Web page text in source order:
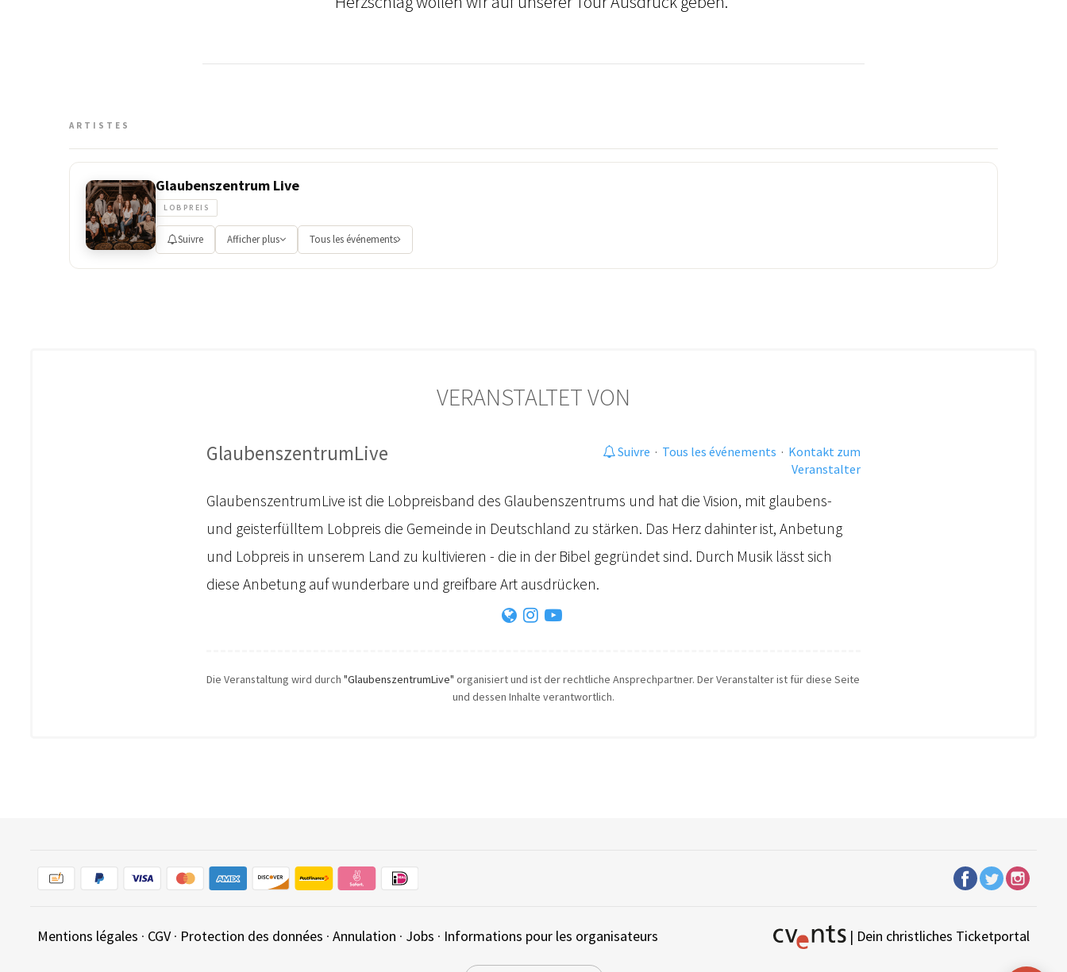
ARTISTES
Glaubenszentrum Live
LOBPREIS
Suivre Afficher plus Tous les événements
VERANSTALTET VON
GlaubenszentrumLive Suivre · Tous les événements · Kontakt zum
Veranstalter
GlaubenszentrumLive ist die Lobpreisband des Glaubenszentrums und hat die Vision, mit glaubens-
und geisterfülltem Lobpreis die Gemeinde in Deutschland zu stärken. Das Herz dahinter ist, Anbetung
und Lobpreis in unserem Land zu kultivieren - die in der Bibel gegründet sind. Durch Musik lässt sich
diese Anbetung auf wunderbare und greifbare Art ausdrücken.
Die Veranstaltung wird durch"GlaubenszentrumLive" organisiert und ist der rechtliche Ansprechpartner. Der Veranstalter ist für diese Seite
und dessen Inhalte verantwortlich.
Mentions légales · CGV· Protection des données · Annulation · Jobs · Informations pour les organisateurs | Dein christliches Ticketportal